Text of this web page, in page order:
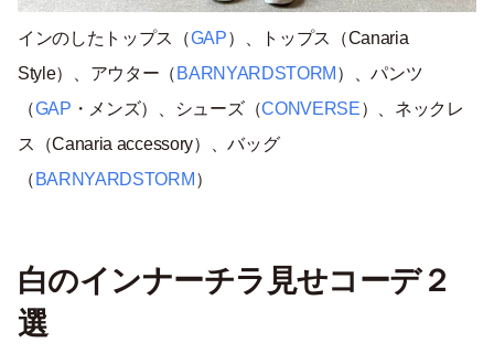
インのしたトップス（GAP）、トップス（Canaria
Style）、アウター（ BARNYARDSTORM ）、パンツ
（GAP ・メンズ）、シューズ（CONVERSE）、ネックレ
ス（Canaria accessory）、バッグ
（ BARNYARDSTORM ）
白のインナーチラ見せコーデ２
選